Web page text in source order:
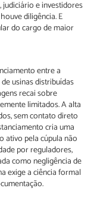
e investidores
diligência. E
do cargo de maior
entre a
usinas distribuídas
recai sobre
limitados. A alta
sem contato direto
cria uma
ativo pela cúpula não
por reguladores,
como negligência de
exige a ciência formal